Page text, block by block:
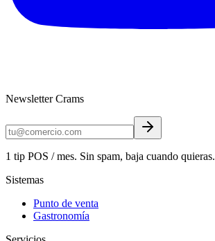
Newsletter Crams
1 tip POS / mes. Sin spam, baja cuando quieras.
Sistemas
Punto de venta
Gastronomía